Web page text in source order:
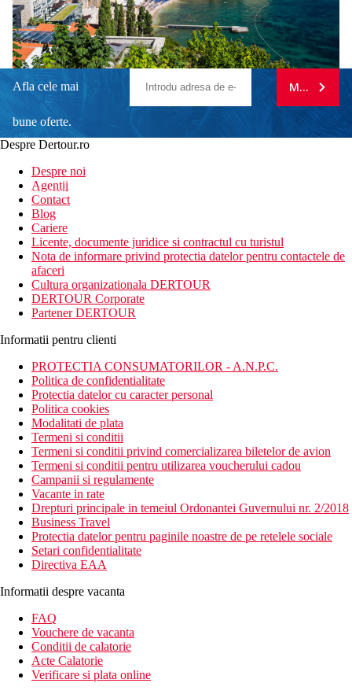
Afla cele mai
bune oferte.
newsletter!
MA
Despre Dertour.ro
Despre noi
Agentii
Contact
Blog
Cariere
Licente, documente juridice si contractul cu turistul
Nota de informare privind protectia datelor pentru contactele de
afaceri
Cultura organizationala DERTOUR
DERTOUR Corporate
Partener DERTOUR
Informatii pentru clienti
PROTECTIA CONSUMATORILOR - A.N.P.C.
Politica de confidentialitate
Protectia datelor cu caracter personal
Politica cookies
Modalitati de plata
Termeni si conditii
Termeni si conditii privind comercializarea biletelor de avion
Termeni si conditii pentru utilizarea voucherului cadou
Campanii si regulamente
Vacante in rate
Drepturi principale in temeiul Ordonantei Guvernului nr. 2/2018
Business Travel
Protectia datelor pentru paginile noastre de pe retelele sociale
Setari confidentialitate
Directiva EAA
Informatii despre vacanta
FAQ
Vouchere de vacanta
Conditii de calatorie
Acte Calatorie
Verificare si plata online